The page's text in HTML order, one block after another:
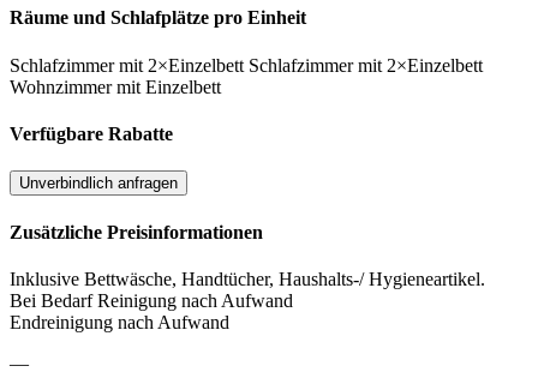
Räume und Schlafplätze pro Einheit
Schlafzimmermit 2×Einzelbett Schlafzimmermit 2×Einzelbett
Wohnzimmermit Einzelbett
Verfügbare Rabatte
Unverbindlich anfragen
Zusätzliche Preisinformationen
Inklusive Bettwäsche, Handtücher, Haushalts-/ Hygieneartikel.
Bei Bedarf Reinigung nach Aufwand
Endreinigung nach Aufwand
—